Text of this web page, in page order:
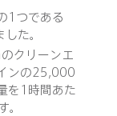
1つである
た。
クリーンエ
ンの25,000
を1時間あた